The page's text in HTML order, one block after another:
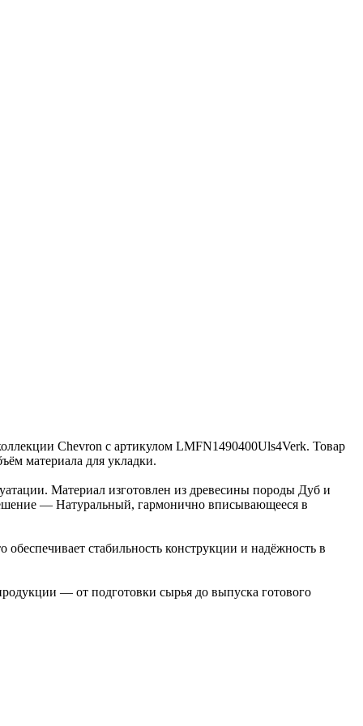
Chevron с артикулом LMFN1490400Uls4Verk. Товар
материала для укладки.
Материал изготовлен из древесины породы Дуб и
— Натуральный, гармонично вписывающееся в
стабильность конструкции и надёжность в
— от подготовки сырья до выпуска готового